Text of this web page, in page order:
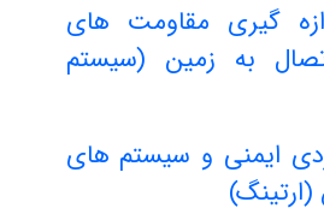
گیری مقاومت های
به زمین (سیستم
ایمنی و سیستم های